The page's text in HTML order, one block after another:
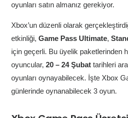
oyunları satın almanız gerekiyor.
Xbox’un düzenli olarak
etkinliği, Game Pass Ultimate,
için geçerli. Bu üyelik paketlerinden
oyuncular, 20 – 24 Şubat tarihleri
oyunları oynayabilecek. İşte Xbox
günlerinde oynanabilecek 3 oyun.